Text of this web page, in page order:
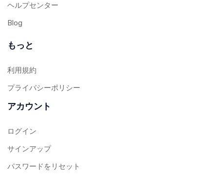
ヘルプセンター
Blog
もっと
利用規約
プライバシーポリシー
アカウント
ログイン
サインアップ
パスワードをリセット